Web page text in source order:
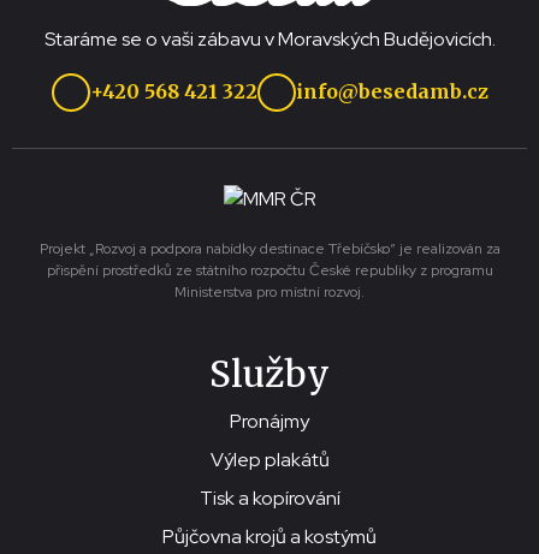
Staráme se o vaši zábavu v Moravských Budějovicích.
+420 568 421 322 info@besedamb.cz
Projekt „Rozvoj a podpora nabídky destinace Třebíčsko“ je realizován za
přispění prostředků ze státního rozpočtu České republiky z programu
Ministerstva pro místní rozvoj.
Služby
Pronájmy
Výlep plakátů
Tisk a kopírování
Půjčovna krojů a kostýmů